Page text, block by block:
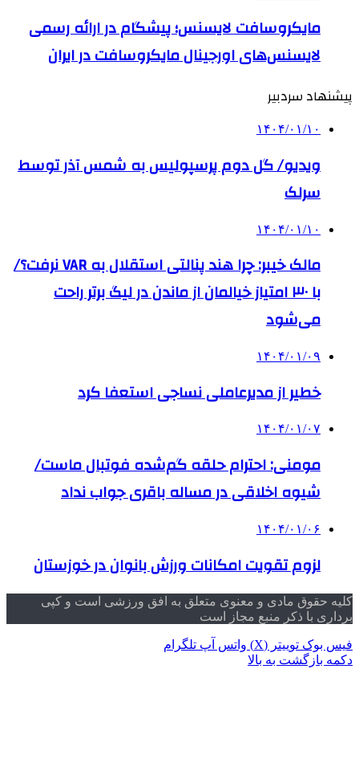
مایکروسافت لایسنس؛ پیشگام در ارائه رسمی
لایسنس‌های اورجینال مایکروسافت در ایران
پیشنهاد سردبیر
۱۴۰۴/۰۱/۱۰
ویدیو/ گل دوم پرسپولیس به شمس آذر توسط
سرلک
۱۴۰۴/۰۱/۱۰
مالک خیبر: چرا هند پنالتی استقلال به VAR نرفت؟/
با ۳۰ امتیاز خیالمان از ماندن در لیگ برتر راحت
می‌شود
۱۴۰۴/۰۱/۰۹
خطیر از مدیرعاملی نساجی استعفا کرد
۱۴۰۴/۰۱/۰۷
مومنی: احترام حلقه گم‌شده فوتبال ماست/
شیوه اخلاقی در مساله باقری جواب نداد
۱۴۰۴/۰۱/۰۶
لزوم تقویت امکانات ورزش بانوان در خوزستان
کلیه حقوق مادی و معنوی متعلق به افق ورزشی است و کپی
برداری با ذکر منبع مجاز است
فیس بوک توییتر (X) واتس آپ تلگرام
دکمه بازگشت به بالا